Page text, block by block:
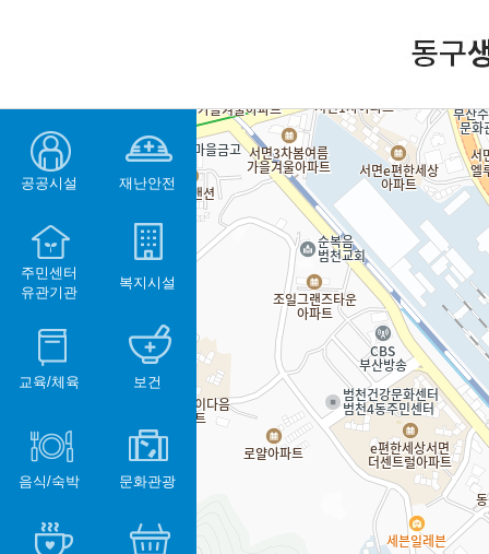
공공시설 재난안전
주민센터
유관기관
복지시설
교육/체육 보건
음식/숙박 문화관광